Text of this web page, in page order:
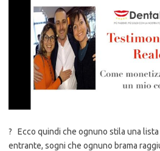
? Ecco quindi che ognuno stila una lista
entrante, sogni che ognuno brama